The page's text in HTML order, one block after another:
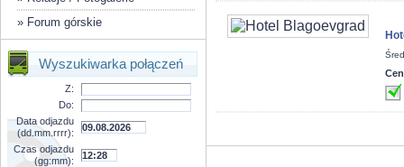
» Forum górskie
Wyszukiwarka połączeń
Z:
Do:
Data odjazdu
(dd.mm.rrrr):
Czas odjazdu
(gg:mm):